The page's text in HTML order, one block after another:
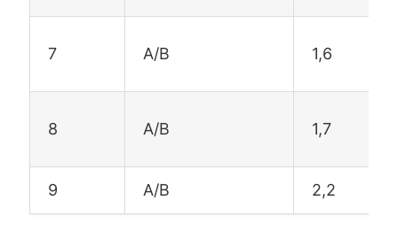
7 A/B 1,6
8 A/B 1,7
9 A/B 2,2